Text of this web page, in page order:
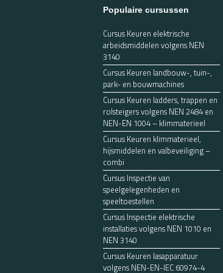
Populaire cursussen
Cursus Keuren elektrische
arbeidsmiddelen volgens NEN
3140
Cursus Keuren landbouw-, tuin-,
park- en bouwmachines
Cursus Keuren ladders, trappen en
rolsteigers volgens NEN 2484 en
NEN-EN 1004 – klimmaterieel
Cursus Keuren klimmaterieel,
hijsmiddelen en valbeveiliging –
combi
Cursus Inspectie van
speelgelegenheden en
speeltoestellen
Cursus Inspectie elektrische
installaties volgens NEN 1010 en
NEN 3140
Cursus Keuren lasapparatuur
volgens NEN-EN-IEC 60974-4